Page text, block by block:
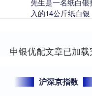
先生是一名纸白
入的14公斤纸白
申银优配文章已加
沪深京指数